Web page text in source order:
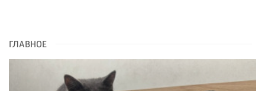
ГЛАВНОЕ